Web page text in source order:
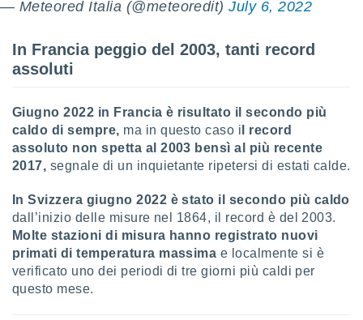
" o
sito
il
dei
su
e/o
la
della
— Meteored Italia (@meteoredit)July 6, 2022
In Francia peggio del 2003, tanti record
assoluti
Giugno 2022 in Francia è risultato il secondo più
caldo di sempre, ma in questo caso i l record
assoluto non spetta al 2003 bensì al più recente
2017, segnale di un inquietante ripetersi di estati calde.
In Svizzera giugno 2022 è stato il secondo più caldo
dall’inizio delle misure nel 1864, il record è del 2003.
Molte stazioni di misura hanno registrato nuovi
primati di temperatura massima e localmente si è
verificato uno dei periodi di tre giorni più caldi per
questo mese.